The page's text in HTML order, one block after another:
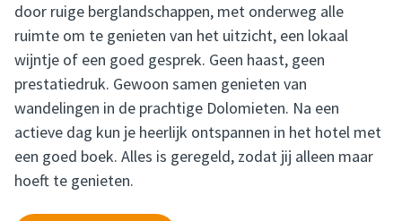
door ruige berglandschappen, met onderweg alle
ruimte om te genieten van het uitzicht, een lokaal
wijntje of een goed gesprek. Geen haast, geen
prestatiedruk. Gewoon samen genieten van
wandelingen in de prachtige Dolomieten. Na een
actieve dag kun je heerlijk ontspannen in het hotel met
een goed boek. Alles is geregeld, zodat jij alleen maar
hoeft te genieten.